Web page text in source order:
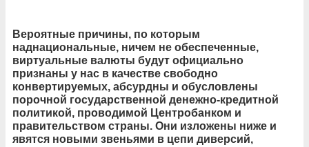
Вероятные причины, по которым
наднациональные, ничем не обеспеченные,
виртуальные валюты будут официально
признаны у нас в качестве свободно
конвертируемых, абсурдны и обусловлены
порочной государственной денежно-кредитной
политикой, проводимой Центробанком и
правительством страны. Они изложены ниже и
явятся новыми звеньями в цепи диверсий,